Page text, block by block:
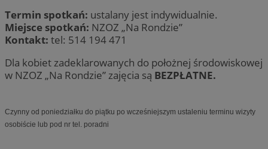
Termin spotkań: ustalany jest indywidualnie.
Miejsce spotkań: NZOZ „Na Rondzie”
Kontakt: tel: 514 194 471
Dla kobiet zadeklarowanych do położnej środowiskowej
w NZOZ „Na Rondzie” zajęcia są BEZPŁATNE.
Czynny od poniedziałku do piątku po wcześniejszym ustaleniu terminu wizyty
osobiście lub pod nr tel. poradni